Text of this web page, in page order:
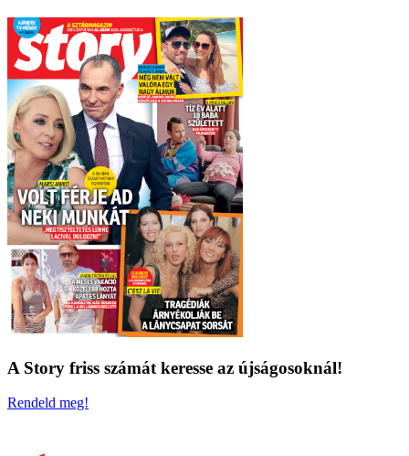
A Story friss számát keresse az újságosoknál!
Rendeld meg!